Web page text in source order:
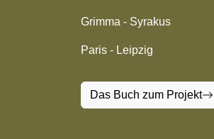
Grimma - Syrakus
Paris - Leipzig
Das Buch zum Projekt